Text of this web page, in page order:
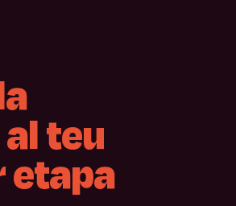
alteu
etapa